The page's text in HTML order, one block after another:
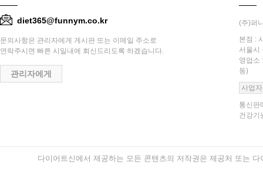
diet365@funnym.co.kr
문의사항은 관리자에게 게시판 또는 이메일 주소로
연락주시면 빠른 시일내에 회신드리도록 하겠습니다.
관리자에게
(주)퍼
본점 :
서울시
영업소
동)
사업
통신판
건강기
다이어트신에서 제공하는 모든 콘텐츠의 저작권은 제공처 또는